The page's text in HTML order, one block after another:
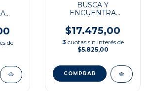
de
BUSCA Y
ENCUENTRA
$17.475,00
3 cuotas sin interés de
$5.825,00